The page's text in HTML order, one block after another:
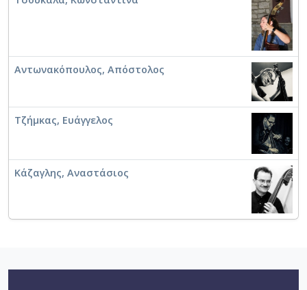
Αντωνακόπουλος, Απόστολος
Τζήμκας, Ευάγγελος
Κάζαγλης, Αναστάσιος